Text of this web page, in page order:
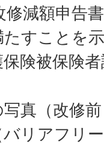
減額申告書
たすことを
保険被保険
真（改修
リアフリ